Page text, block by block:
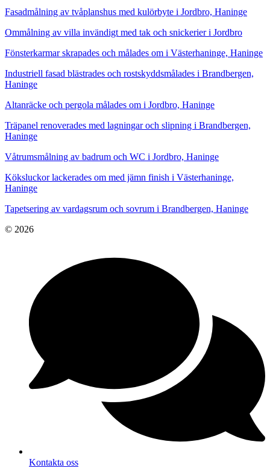
Fasadmålning av tvåplanshus med kulörbyte i Jordbro, Haninge
Ommålning av villa invändigt med tak och snickerier i Jordbro
Fönsterkarmar skrapades och målades om i Västerhaninge, Haninge
Industriell fasad blästrades och rostskyddsmålades i Brandbergen,
Haninge
Altanräcke och pergola målades om i Jordbro, Haninge
Träpanel renoverades med lagningar och slipning i Brandbergen,
Haninge
Våtrumsmålning av badrum och WC i Jordbro, Haninge
Köksluckor lackerades om med jämn finish i Västerhaninge,
Haninge
Tapetsering av vardagsrum och sovrum i Brandbergen, Haninge
© 2026
Kontakta oss